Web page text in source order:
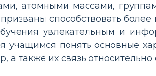
атомными массами,
способствовать
увлекательным и
учащимся понять основные
а также их связь